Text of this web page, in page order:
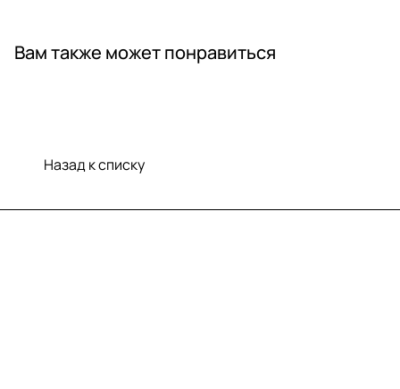
Вам также может понравиться
Назад к списку